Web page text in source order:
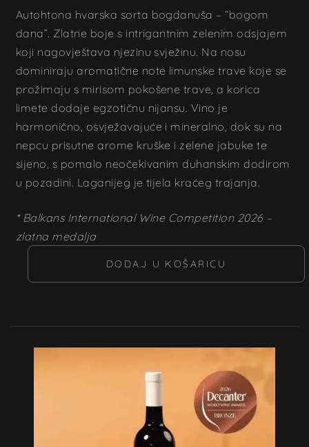
Autohtona hvarska sorta bogdanuša – “bogom
dana”. Zlatne boje s intrigantnim zelenim odsjajem
koji nagovještava njezinu svježinu. Na nosu
dominiraju aromatične note limunske trave koje se
prožimaju s mirisom pokošene trave, a korica
limete dodaje egzotičnu nijansu. Vino je
harmonično, osvježavajuće i mineralno, dok su na
nepcu prisutne arome kruške i zelene jabuke te
sijeno, s pomalo neočekivanim duhanskim dodirom
u pozadini. Laganijeg je tijela kraćeg trajanja.
* Balkans International Wine Competition 2026 –
zlatna medalja
DODAJ U KOŠARICU